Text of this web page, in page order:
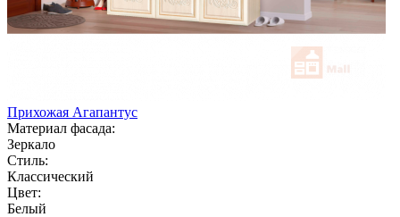
Прихожая Агапантус
Материал фасада:
Зеркало
Стиль:
Классический
Цвет:
Белый